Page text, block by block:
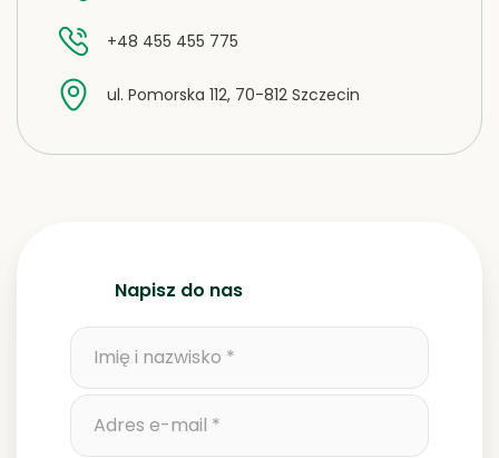
Napisz do nas
+48 455 455 775
ul. Pomorska 112, 70-812 Szczecin